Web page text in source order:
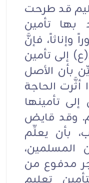
قد طرحت
بها تأمين
وإناثاً، فإنَّ
إلى تأمين
بأن الأصل
أثَّرت الحاجة
تأمينها
وقد قايض
بأن يعلِّم
مدفوع من